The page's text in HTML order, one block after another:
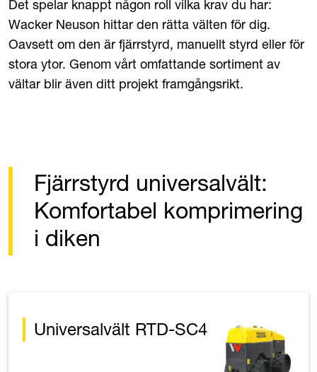
Det spelar knappt någon roll vilka krav du har:
Wacker Neuson hittar den rätta välten för dig.
Oavsett om den är fjärrstyrd, manuellt styrd eller för
stora ytor. Genom vårt omfattande sortiment av
vältar blir även ditt projekt framgångsrikt.
Fjärrstyrd universalvält:
Komfortabel komprimering
i diken
Universalvält RTD-SC4